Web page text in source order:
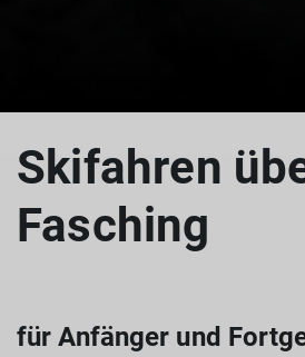
Skifahren
Fasching
für Anfänger und